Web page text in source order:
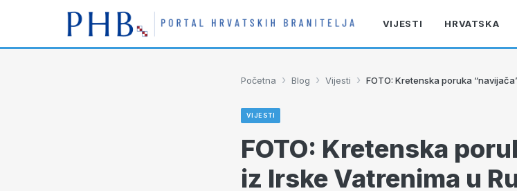
VIJESTI HRVATSKA
Početna › Blog › Vijesti › FOTO: Kretenska poruka
VIJESTI
FOTO: Kretenska
iz Irske Vatrenima u